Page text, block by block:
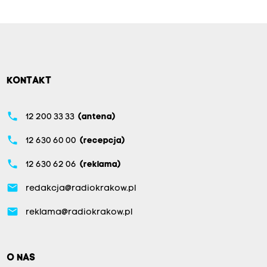
KONTAKT
phone 12 200 33 33 (antena)
phone 12 630 60 00 (recepcja)
phone 12 630 62 06 (reklama)
email redakcja@radiokrakow.pl
email reklama@radiokrakow.pl
O NAS